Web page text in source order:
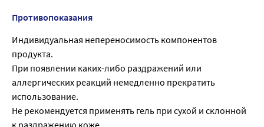
Противопоказания
Индивидуальная непереносимость компонентов
продукта.
При появлении каких-либо раздражений или
аллергических реакций немедленно прекратить
использование.
Не рекомендуется применять гель при сухой и склонной
к раздражению коже.